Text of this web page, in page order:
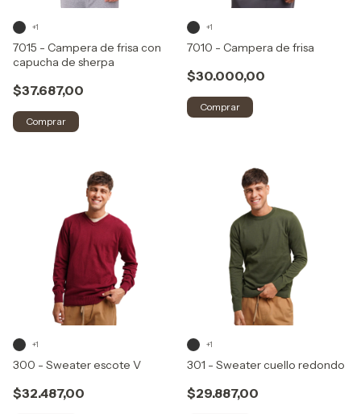
7015 - Campera de frisa con
capucha de sherpa
$37.687,00
+1
Comprar
7010 - Campera de frisa
$30.000,00
+1
Comprar
300 - Sweater escote V
$32.487,00
+1
301 - Sweater cuello redondo
$29.887,00
+1